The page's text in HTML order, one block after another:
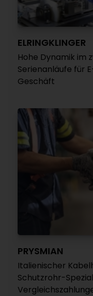
ELRINGKLINGER
Hohe Dynamik im
Serienanläufe für
Geschäft
PRYSMIAN
Italienischer
Schutzrohr-